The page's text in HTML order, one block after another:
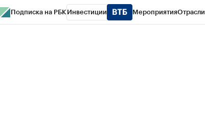
Подписка на РБК Инвестиции МероприятияОтрасли